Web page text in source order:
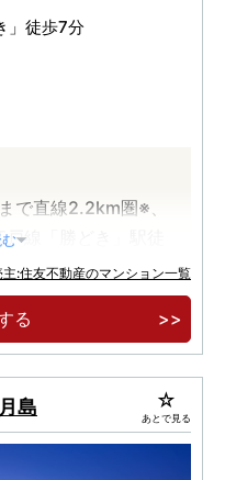
」徒歩7分
で直線2.2km圏※、
線「勝どき」駅徒
震構造・大規模タワ
緑豊かなランドスケ
エントランスホール
ルライクな内廊
主:住友不動産のマンション一覧
る
島 あとで見る